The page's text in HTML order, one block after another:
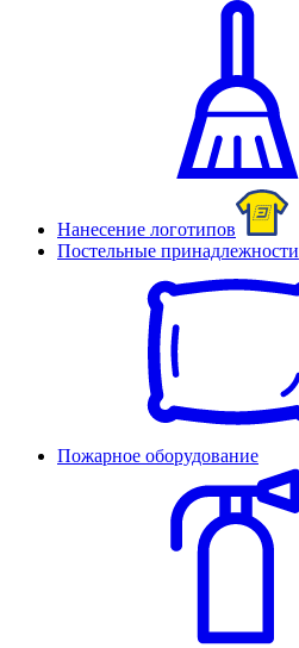
Нанесение логотипов
Постельные принадлежности
Пожарное оборудование